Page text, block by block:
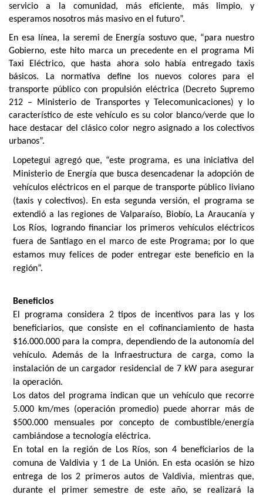
servicio a la comunidad, más eficiente, más limpio, y
esperamos nosotros más masivo en el futuro”.
En esa línea, la seremi de Energía sostuvo que, “para nuestro
Gobierno, este hito marca un precedente en el programa Mi
Taxi Eléctrico, que hasta ahora solo había entregado taxis
básicos. La normativa define los nuevos colores para el
transporte público con propulsión eléctrica (Decreto Supremo
212 – Ministerio de Transportes y Telecomunicaciones) y lo
característico de este vehículo es su color blanco/verde que lo
hace destacar del clásico color negro asignado a los colectivos
urbanos”.
Lopetegui agregó que, “este programa, es una iniciativa del
Ministerio de Energía que busca desencadenar la adopción de
vehículos eléctricos en el parque de transporte público liviano
(taxis y colectivos). En esta segunda versión, el programa se
extendió a las regiones de Valparaíso, Biobío, La Araucanía y
Los Ríos, logrando financiar los primeros vehículos eléctricos
fuera de Santiago en el marco de este Programa; por lo que
estamos muy felices de poder entregar este beneficio en la
región”.
Beneficios
El programa considera 2 tipos de incentivos para las y los
beneficiarios, que consiste en el cofinanciamiento de hasta
$16.000.000 para la compra, dependiendo de la autonomía del
vehículo. Además de la Infraestructura de carga, como la
instalación de un cargador residencial de 7 kW para asegurar
la operación.
Los datos del programa indican que un vehículo que recorre
5.000 km/mes (operación promedio) puede ahorrar más de
$500.000 mensuales por concepto de combustible/energía
cambiándose a tecnología eléctrica.
En total en la región de Los Ríos, son 4 beneficiarios de la
comuna de Valdivia y 1 de La Unión. En esta ocasión se hizo
entrega de los 2 primeros autos de Valdivia, mientras que,
durante el primer semestre de este año, se realizará la